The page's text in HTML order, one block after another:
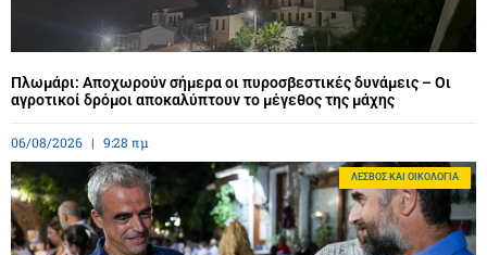
Πλωμάρι: Αποχωρούν σήμερα οι πυροσβεστικές δυνάμεις – Οι
αγροτικοί δρόμοι αποκαλύπτουν το μέγεθος της μάχης
06/08/2026 9:28 πμ
ΛΈΣΒΟΣ ΚΑΙ ΟΙΚΟΛΟΓΊΑ